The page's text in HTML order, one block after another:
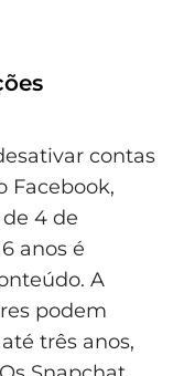
contas
Facebook,
4 de
anos é
A
podem
três anos,